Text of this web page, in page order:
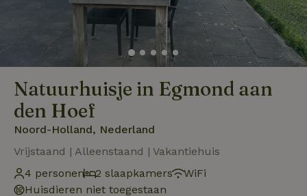
Natuurhuisje in Egmond aan
den Hoef
Noord-Holland, Nederland
Vrijstaand | Alleenstaand | Vakantiehuis
4 personen
2 slaapkamers
WiFi
Huisdieren niet toegestaan